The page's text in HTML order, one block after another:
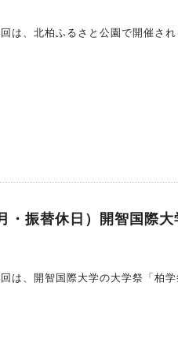
・振替休日）開智国際大